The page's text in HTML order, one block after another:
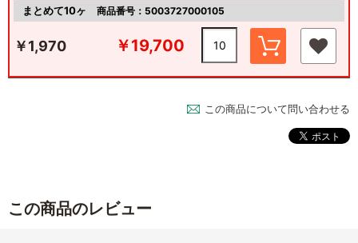
まとめて10ヶ 商品番号：5003727000105
￥1,970 ￥19,700
この商品について問い合わせる
この商品のレビュー